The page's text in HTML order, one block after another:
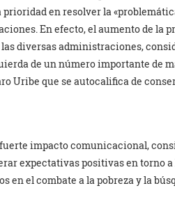
en resolver la
En efecto, el aumento de la
diversas administraciones,
de un número importante de
Uribe que se autocalifica de
impacto comunicacional,
expectativas positivas en torno a
en el combate a la pobreza y la